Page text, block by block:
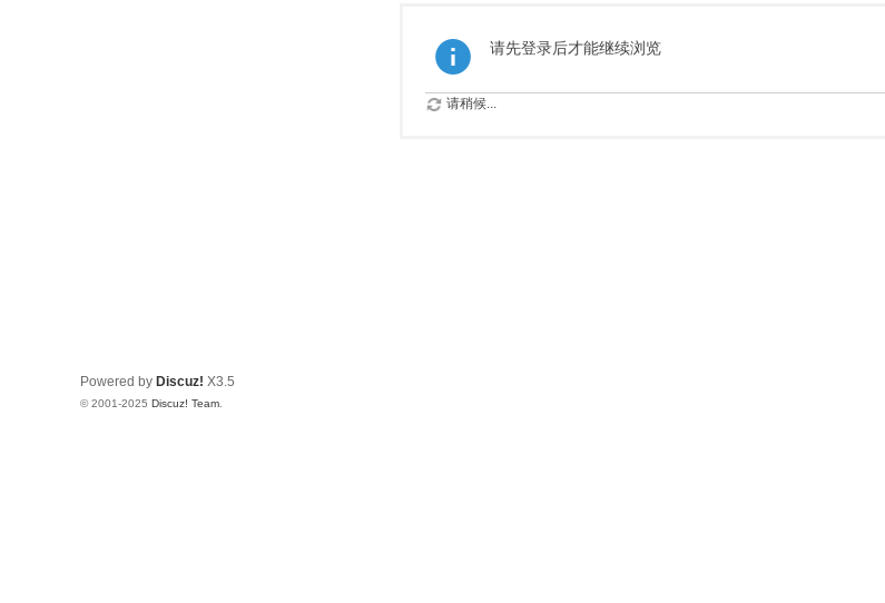
请先登录后才能继续浏览
请稍候...
Powered by Discuz! X3.5
© 2001-2025 Discuz! Team